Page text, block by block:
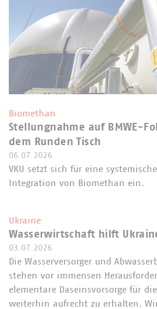
Biomethan
Stellungnahme auf BMWE-
dem Runden Tisch
06.07.2026
VKU setzt sich für eine
Integration von Biomethan ein.
Ukraine
Wasserwirtschaft hilft
03.07.2026
Die Wasserversorger und
stehen vor immensen
elementare Daseinsvorsorge für
weiterhin aufrecht zu erhalten.